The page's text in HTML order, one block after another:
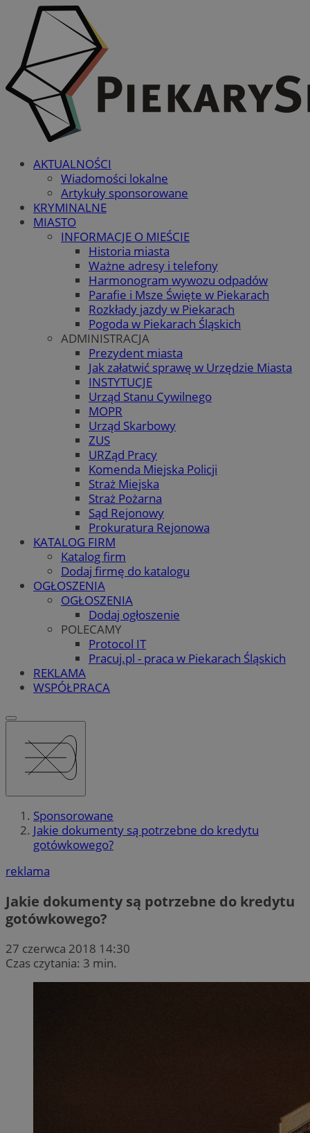
AKTUALNOŚCI
Wiadomości lokalne
Artykuły sponsorowane
KRYMINALNE
MIASTO
INFORMACJE O MIEŚCIE
Historia miasta
Ważne adresy i telefony
Harmonogram wywozu odpadów
Parafie i Msze Święte w Piekarach
Rozkłady jazdy w Piekarach
Pogoda w Piekarach Śląskich
ADMINISTRACJA
Prezydent miasta
Jak załatwić sprawę w Urzędzie Miasta
INSTYTUCJE
Urząd Stanu Cywilnego
MOPR
Urząd Skarbowy
ZUS
URZąd Pracy
Komenda Miejska Policji
Straż Miejska
Straż Pożarna
Sąd Rejonowy
Prokuratura Rejonowa
KATALOG FIRM
Katalog firm
Dodaj firmę do katalogu
OGŁOSZENIA
OGŁOSZENIA
Dodaj ogłoszenie
POLECAMY
Protocol IT
Pracuj.pl - praca w Piekarach Śląskich
REKLAMA
WSPÓŁPRACA
Sponsorowane
Jakie dokumenty są potrzebne do kredytu
gotówkowego?
reklama
Jakie dokumenty są potrzebne do kredytu
gotówkowego?
27 czerwca 2018 14:30
Czas czytania: 3 min.